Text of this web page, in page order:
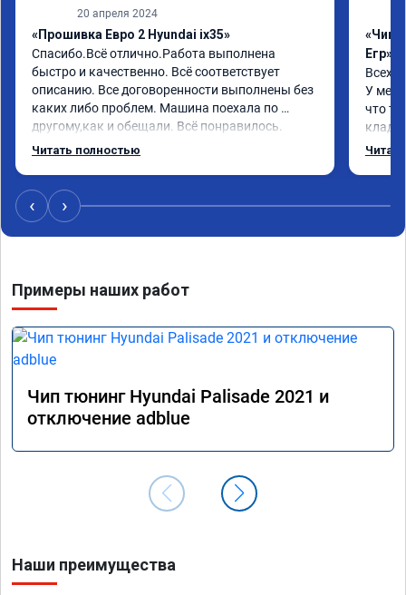
20 апреля 2024
«Прошивка Евро 2 Hyundai ix35»
Спасибо.Всё отлично.Работа выполнена
быстро и качественно. Всё соответствует
описанию. Все договоренности выполнены без
каких либо проблем. Машина поехала по
другому,как и обещали. Всё понравилось.
Рекомендую данную компанию.
Читать полностью
«Чип
Егр»
Всех
У
что
и ЕГР
В
‹ ›
Примеры наших работ
Чип тюнинг Hyundai Palisade 2021 и
отключение adblue
Наши преимущества